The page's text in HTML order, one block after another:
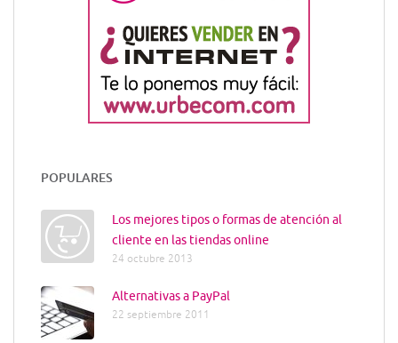
POPULARES
Los mejores tipos o formas de atención al
cliente en las tiendas online
24 octubre 2013
Alternativas a PayPal
22 septiembre 2011